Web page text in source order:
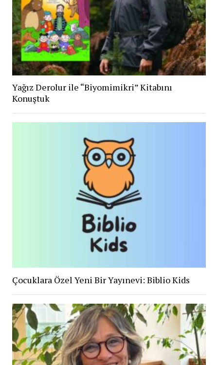
Yağız Derolur ile “Biyomimikri” Kitabını
Konuştuk
Çocuklara Özel Yeni Bir Yayınevi: Biblio Kids